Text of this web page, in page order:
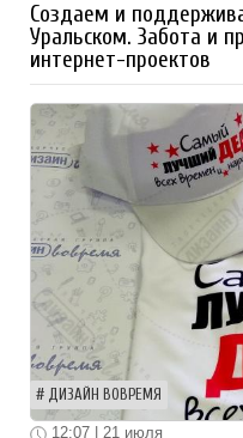
Создаем и
Уральском. Забота и
интернет-проектов
ДИЗАЙН ВОВРЕМЯ
12:07 | 21 июля